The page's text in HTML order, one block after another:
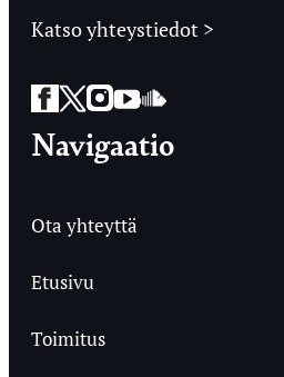
Katso yhteystiedot >
Facebook
Twitter
Instagram
YouTube
SoundCloud
Navigaatio
Ota yhteyttä
Etusivu
Toimitus